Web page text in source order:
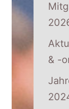
& -